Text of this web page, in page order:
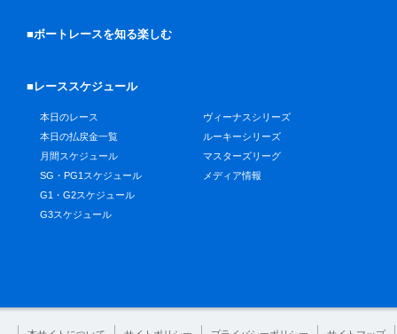
■ボートレースを知る楽しむ
■レーススケジュール
本日のレース
本日の払戻金一覧
月間スケジュール
SG・PG1スケジュール
G1・G2スケジュール
G3スケジュール
ヴィーナスシリーズ
ルーキーシリーズ
マスターズリーグ
メディア情報